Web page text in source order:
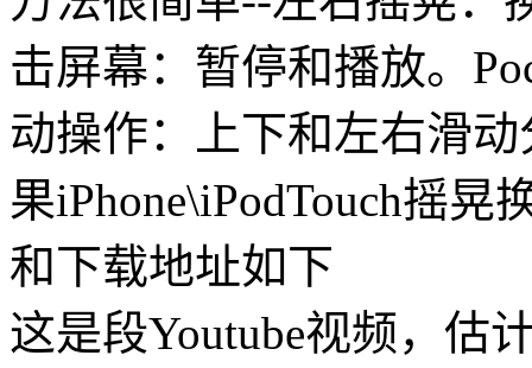
击屏幕：暂停和播放。
动操作：上下和左右滑
果iPhone\iPodTouch摇晃
和下载地址如下
这是段Youtube视频，估